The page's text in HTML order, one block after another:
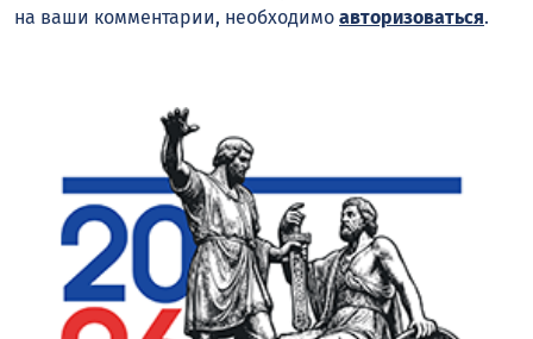
на ваши комментарии, необходимо авторизоваться.